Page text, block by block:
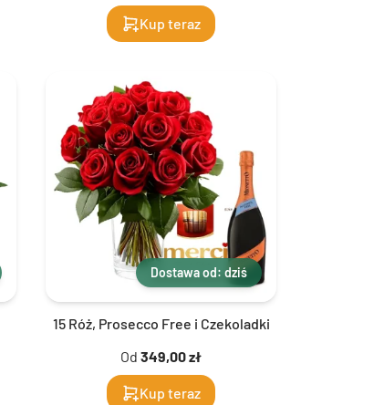
Kup teraz
Dostawa od: dziś
15 Róż, Prosecco Free i Czekoladki
Od 349,00 zł
Kup teraz